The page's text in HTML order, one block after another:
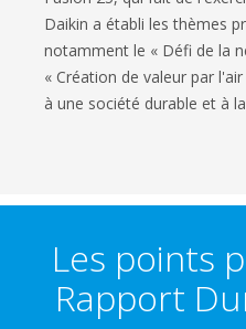
Daikin a établi les thèmes
notamment le « Défi de la
« Création de valeur par
à une société durable et à
Les points
Rapport